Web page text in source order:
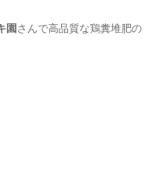
園 さんで高品質な鶏糞堆肥の